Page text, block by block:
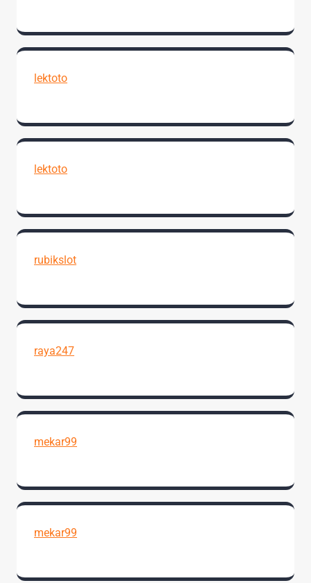
lektoto
lektoto
rubikslot
raya247
mekar99
mekar99